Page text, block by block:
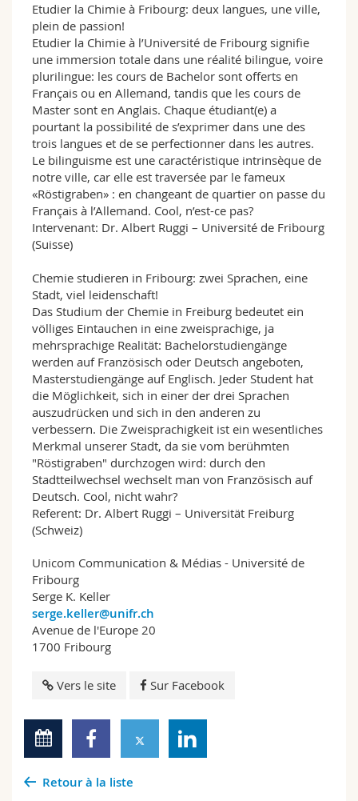
Etudier la Chimie à Fribourg: deux langues, une ville,
plein de passion!
Etudier la Chimie à l’Université de Fribourg signifie
une immersion totale dans une réalité bilingue, voire
plurilingue: les cours de Bachelor sont offerts en
Français ou en Allemand, tandis que les cours de
Master sont en Anglais. Chaque étudiant(e) a
pourtant la possibilité de s’exprimer dans une des
trois langues et de se perfectionner dans les autres.
Le bilinguisme est une caractéristique intrinsèque de
notre ville, car elle est traversée par le fameux
«Röstigraben» : en changeant de quartier on passe du
Français à l’Allemand. Cool, n’est-ce pas?
Intervenant: Dr. Albert Ruggi – Université de Fribourg
(Suisse)
Chemie studieren in Fribourg: zwei Sprachen, eine
Stadt, viel leidenschaft!
Das Studium der Chemie in Freiburg bedeutet ein
völliges Eintauchen in eine zweisprachige, ja
mehrsprachige Realität: Bachelorstudiengänge
werden auf Französisch oder Deutsch angeboten,
Masterstudiengänge auf Englisch. Jeder Student hat
die Möglichkeit, sich in einer der drei Sprachen
auszudrücken und sich in den anderen zu
verbessern. Die Zweisprachigkeit ist ein wesentliches
Merkmal unserer Stadt, da sie vom berühmten
"Röstigraben" durchzogen wird: durch den
Stadtteilwechsel wechselt man von Französisch auf
Deutsch. Cool, nicht wahr?
Referent: Dr. Albert Ruggi – Universität Freiburg
(Schweiz)
Unicom Communication & Médias - Université de
Fribourg
Serge K. Keller
serge.keller@unifr.ch
Avenue de l'Europe 20
1700 Fribourg
Vers le site Sur Facebook
Retour à la liste